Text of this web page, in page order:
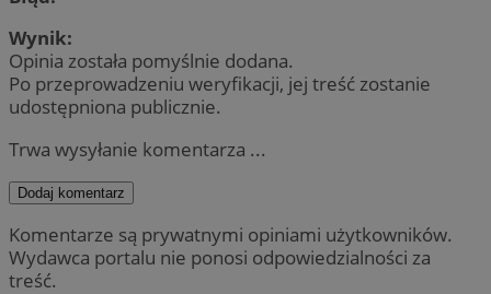
Wynik:
Opinia została pomyślnie dodana.
Po przeprowadzeniu weryfikacji, jej treść zostanie
udostępniona publicznie.
Trwa wysyłanie komentarza ...
Dodaj komentarz
Komentarze są prywatnymi opiniami użytkowników.
Wydawca portalu nie ponosi odpowiedzialności za
treść.